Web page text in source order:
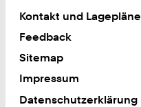
Kontakt und Lagepläne
Feedback
Sitemap
Impressum
Datenschutzerklärung